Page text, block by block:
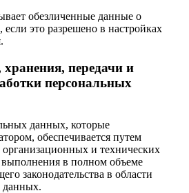
обезличенные данные о
если это разрешено в настройках
передачи и
персональных
данных, которые
обеспечивается путем
и технических
в полном объеме
законодательства в области
данных.